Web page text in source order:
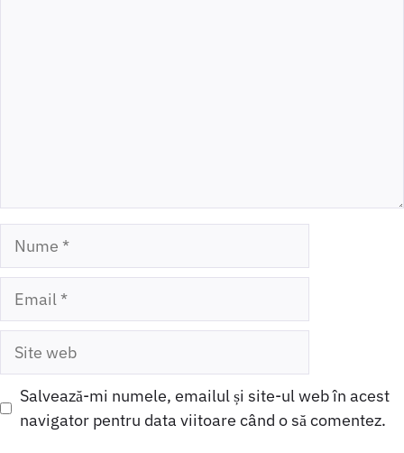
Nume
Email
Site
Salvează-mi numele, emailul și site-ul web în acest
navigator pentru data viitoare când o să comentez.